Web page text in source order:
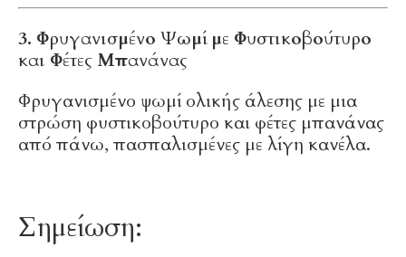
3. Φρυγανισμένο Ψωμί με Φυστικοβούτυρο
και Φέτες Μπανάνας
Φρυγανισμένο ψωμί ολικής άλεσης με μια
στρώση φυστικοβούτυρο και φέτες μπανάνας
από πάνω, πασπαλισμένες με λίγη κανέλα.
Σημείωση: